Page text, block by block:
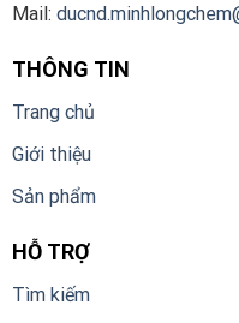
Mail:
THÔNG TIN
Trang chủ
Giới thiệu
Sản phẩm
HỖ TRỢ
Tìm kiếm